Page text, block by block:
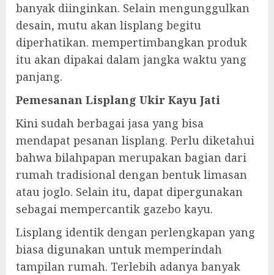
banyak diinginkan. Selain mengunggulkan
desain, mutu akan lisplang begitu
diperhatikan. mempertimbangkan produk
itu akan dipakai dalam jangka waktu yang
panjang.
Pemesanan Lisplang Ukir Kayu Jati
Kini sudah berbagai jasa yang bisa
mendapat pesanan lisplang. Perlu diketahui
bahwa bilahpapan merupakan bagian dari
rumah tradisional dengan bentuk limasan
atau joglo. Selain itu, dapat dipergunakan
sebagai mempercantik gazebo kayu.
Lisplang identik dengan perlengkapan yang
biasa digunakan untuk memperindah
tampilan rumah. Terlebih adanya banyak